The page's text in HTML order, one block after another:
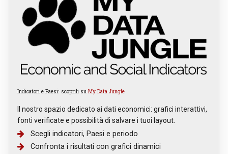
Indicatori e Paesi: scoprili su My Data Jungle
Il nostro spazio dedicato ai dati economici: grafici interattivi,
fonti verificate e possibilità di salvare i tuoi layout.
Scegli indicatori, Paesi e periodo
Confronta i risultati con grafici dinamici